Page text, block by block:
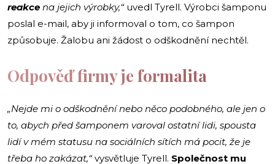
reakce na jejich výrobky,“ uvedl Tyrell. Výrobci šamponu
poslal e-mail, aby ji informoval o tom, co šampon
způsobuje. Žalobu ani žádost o odškodnění nechtěl.
Odpověď firmy je formalita
„Nejde mi o odškodnění nebo něco podobného, ale jen o
to, abych před šamponem varoval ostatní lidi, spousta
lidí v mém statusu na sociálních sítích má pocit, že je
třeba ho zakázat,“vysvětluje Tyrell. Společnost mu